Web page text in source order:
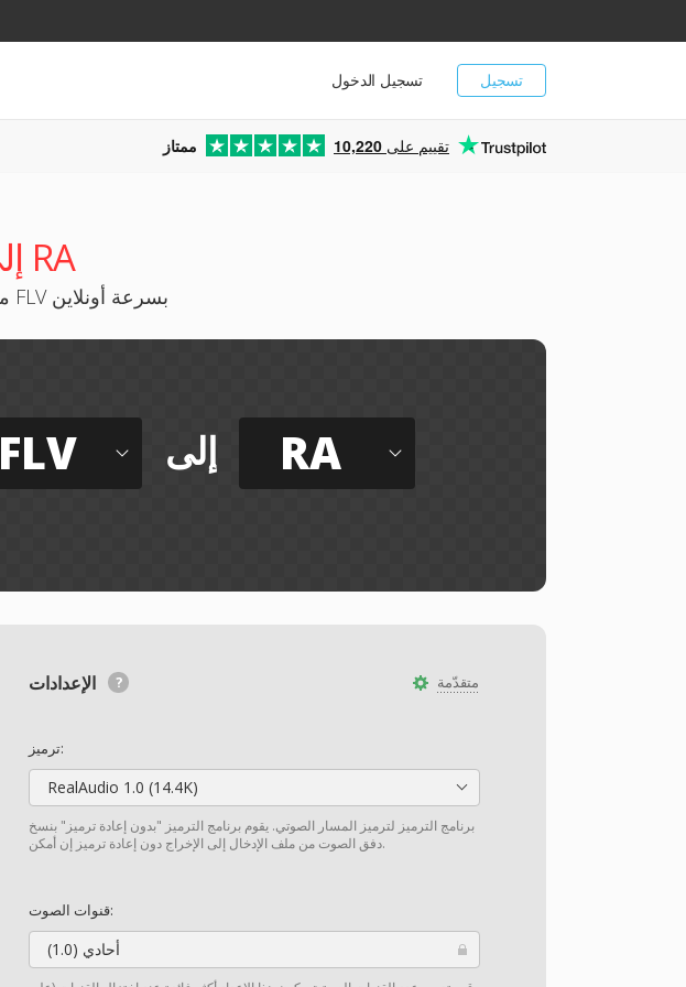
تسجيل تسجيل الدخول
ممتاز 10,220 تقييم على
محول FLV إلى RA
احصل على صوت RA من فيديوهات FLV بسرعة أونلاين
FLV إلى RA
متقدّمة
ترميز:
RealAudio 1.0 (14.4K)
برنامج الترميز لترميز المسار الصوتي. يقوم برنامج الترميز "بدون إعادة ترميز" بنسخ
دفق الصوت من ملف الإدخال إلى الإخراج دون إعادة ترميز إن أمكن.
قنوات الصوت:
أحادي (1.0)